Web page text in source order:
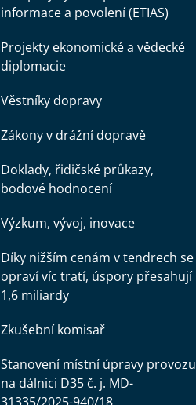
informace a povolení (ETIAS)
Projekty ekonomické a vědecké
diplomacie
Věstníky dopravy
Zákony v drážní dopravě
Doklady, řidičské průkazy,
bodové hodnocení
Výzkum, vývoj, inovace
Díky nižším cenám v tendrech se
opraví víc tratí, úspory přesahují
1,6 miliardy
Zkušební komisař
Stanovení místní úpravy provozu
na dálnici D35 č. j. MD-